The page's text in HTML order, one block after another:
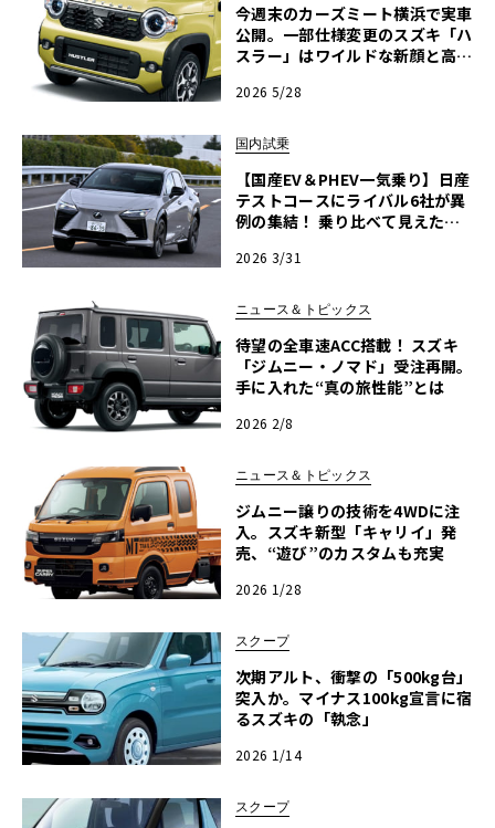
今週末のカーズミート横浜で実車
公開。一部仕様変更のスズキ「ハ
スラー」はワイルドな新顔と高度
2026 5/28
国内試乗
【国産EV＆PHEV一気乗り】日産
テストコースにライバル6社が異
例の集結！ 乗り比べて見えた電
2026 3/31
ニュース＆トピックス
待望の全車速ACC搭載！ スズキ
「ジムニー・ノマド」受注再開。
手に入れた“真の旅性能”とは
2026 2/8
ニュース＆トピックス
ジムニー譲りの技術を4WDに注
入。スズキ新型「キャリイ」発
売、“遊び”のカスタムも充実
2026 1/28
スクープ
次期アルト、衝撃の「500kg台」
突入か。マイナス100kg宣言に宿
るスズキの「執念」
2026 1/14
スクープ